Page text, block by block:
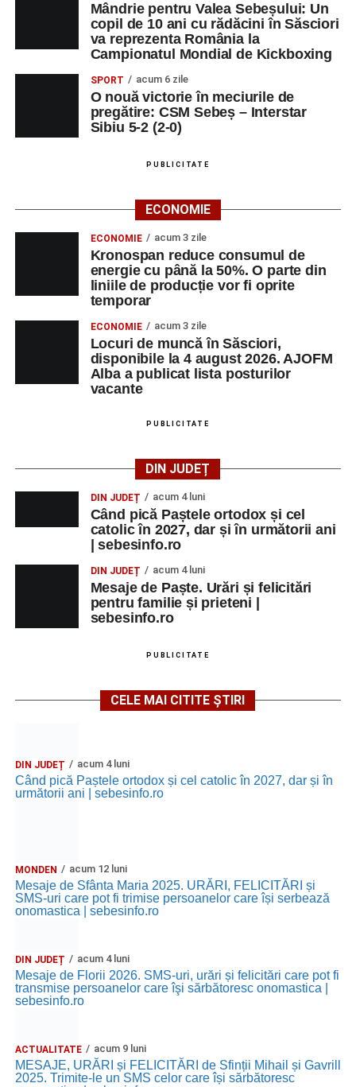
Mândrie pentru Valea Sebeșului: Un
copil de 10 ani cu rădăcini în Săsciori
va reprezenta România la
Campionatul Mondial de Kickboxing
SPORT acum 6 zile
O nouă victorie în meciurile de
pregătire: CSM Sebeș – Interstar
Sibiu 5-2 (2-0)
PUBLICITATE
ECONOMIE
ECONOMIE acum 3 zile
Kronospan reduce consumul de
energie cu până la 50%. O parte din
liniile de producție vor fi oprite
temporar
ECONOMIE acum 3 zile
Locuri de muncă în Săsciori,
disponibile la 4 august 2026. AJOFM
Alba a publicat lista posturilor
vacante
PUBLICITATE
DIN JUDEȚ
DIN JUDEȚ acum 4 luni
Când pică Paștele ortodox și cel
catolic în 2027, dar și în următorii ani
| sebesinfo.ro
DIN JUDEȚ acum 4 luni
Mesaje de Paște. Urări și felicitări
pentru familie și prieteni |
sebesinfo.ro
PUBLICITATE
CELE MAI CITITE ȘTIRI
DIN JUDEȚ acum 4 luni
Când pică Paștele ortodox și cel catolic în 2027, dar și în
următorii ani | sebesinfo.ro
MONDEN acum 12 luni
Mesaje de Sfânta Maria 2025. URĂRI, FELICITĂRI și
SMS-uri care pot fi trimise persoanelor care își serbează
onomastica | sebesinfo.ro
DIN JUDEȚ acum 4 luni
Mesaje de Florii 2026. SMS-uri, urări și felicitări care pot fi
transmise persoanelor care îşi sărbătoresc onomastica |
sebesinfo.ro
ACTUALITATE acum 9 luni
MESAJE, URĂRI și FELICITĂRI de Sfinții Mihail și Gavrill
2025. Trimite-le un SMS celor care își sărbătoresc